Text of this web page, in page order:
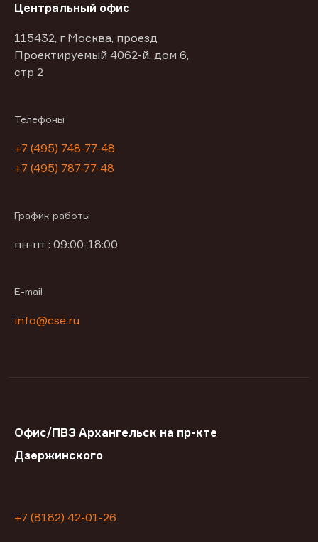
Центральный офис
115432, г Москва, проезд
Проектируемый 4062-й, дом 6,
стр 2
Телефоны
+7 (495) 748-77-48
+7 (495) 787-77-48
График работы
пн-пт : 09:00-18:00
E-mail
info@cse.ru
Офис/ПВЗ Архангельск на пр-кте
Дзержинского
+7 (8182) 42-01-26